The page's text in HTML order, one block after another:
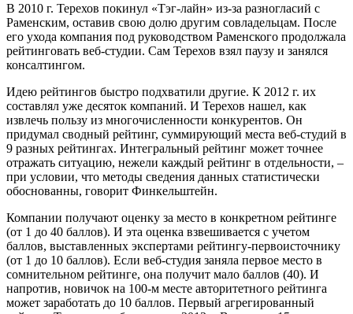
В 2010 г. Терехов покинул «Тэг-лайн» из-за разногласий с
Раменским, оставив свою долю другим совладельцам. После
его ухода компания под руководством Раменского продолжала
рейтинговать веб-студии. Сам Терехов взял паузу и занялся
консалтингом.
Идею рейтингов быстро подхватили другие. К 2012 г. их
составлял уже десяток компаний. И Терехов нашел, как
извлечь пользу из многочисленности конкурентов. Он
придумал сводный рейтинг, суммирующий места веб-студий в
9 разных рейтингах. Интегральный рейтинг может точнее
отражать ситуацию, нежели каждый рейтинг в отдельности, –
при условии, что методы сведения данных статистически
обоснованны, говорит Финкельштейн.
Компании получают оценку за место в конкретном рейтинге
(от 1 до 40 баллов). И эта оценка взвешивается с учетом
баллов, выставленных экспертами рейтингу-первоисточнику
(от 1 до 10 баллов). Если веб-студия заняла первое место в
сомнительном рейтинге, она получит мало баллов (40). И
напротив, новичок на 100-м месте авторитетного рейтинга
может заработать до 10 баллов. Первый агрегированный